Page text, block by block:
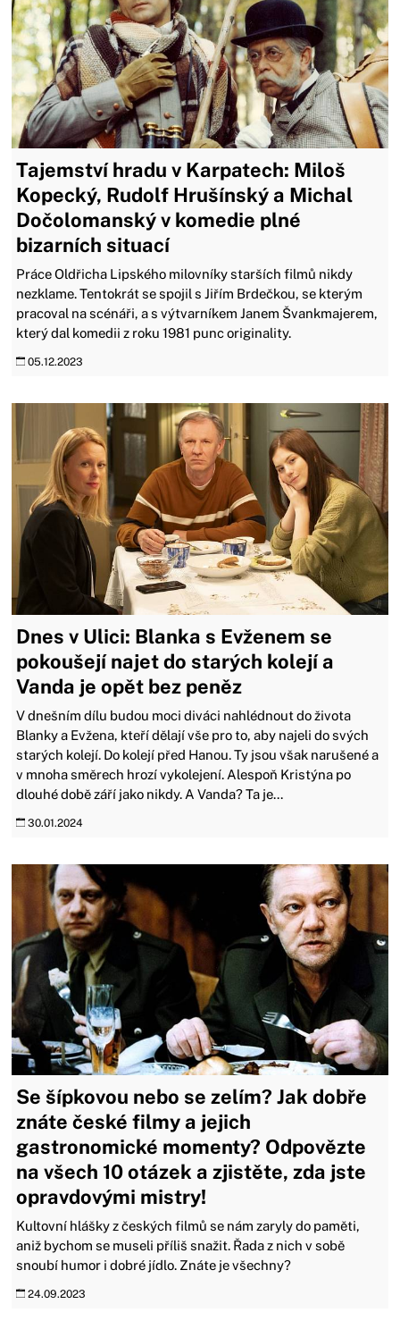
Tajemství hradu v Karpatech: Miloš
Kopecký, Rudolf Hrušínský a Michal
Dočolomanský v komedie plné
bizarních situací
Práce Oldřicha Lipského milovníky starších filmů nikdy
nezklame. Tentokrát se spojil s Jiřím Brdečkou, se kterým
pracoval na scénáři, a s výtvarníkem Janem Švankmajerem,
který dal komedii z roku 1981 punc originality.
05.12.2023
Dnes v Ulici: Blanka s Evženem se
pokoušejí najet do starých kolejí a
Vanda je opět bez peněz
V dnešním dílu budou moci diváci nahlédnout do života
Blanky a Evžena, kteří dělají vše pro to, aby najeli do svých
starých kolejí. Do kolejí před Hanou. Ty jsou však narušené a
v mnoha směrech hrozí vykolejení. Alespoň Kristýna po
dlouhé době září jako nikdy. A Vanda? Ta je...
30.01.2024
Se šípkovou nebo se zelím? Jak dobře
znáte české filmy a jejich
gastronomické momenty? Odpovězte
na všech 10 otázek a zjistěte, zda jste
opravdovými mistry!
Kultovní hlášky z českých filmů se nám zaryly do paměti,
aniž bychom se museli příliš snažit. Řada z nich v sobě
snoubí humor i dobré jídlo. Znáte je všechny?
24.09.2023